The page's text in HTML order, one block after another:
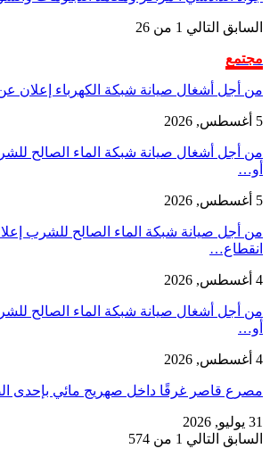
السابق التالي 1 من 26
مجتمع
من أجل أشغال صيانة شبكة الكهرباء إعلان
5 أغسطس, 2026
من أجل أشغال صيانة شبكة الماء الصالح
أو…
5 أغسطس, 2026
من أجل صيانة شبكة الماء الصالح للشرب
انقطاع…
4 أغسطس, 2026
من أجل أشغال صيانة شبكة الماء الصالح
أو…
4 أغسطس, 2026
مصرع قاصر غرقًا داخل صهريج مائي بإحدى
31 يوليو, 2026
السابق التالي 1 من 574